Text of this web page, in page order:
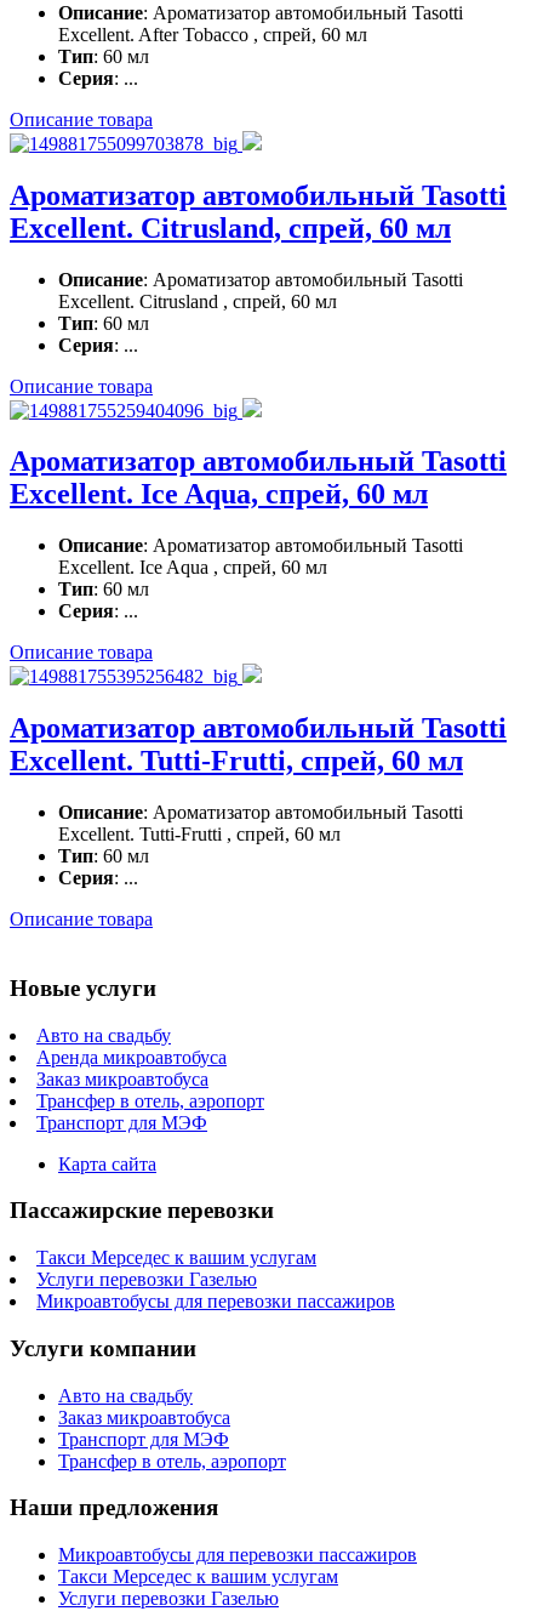
Описание: Ароматизатор автомобильный Tasotti
Excellent. After Tobacco , спрей, 60 мл
Тип: 60 мл
Серия: ...
Описание товара
Ароматизатор автомобильный Tasotti
Excellent. Citrusland, спрей, 60 мл
Описание: Ароматизатор автомобильный Tasotti
Excellent. Citrusland , спрей, 60 мл
Тип: 60 мл
Серия: ...
Описание товара
Ароматизатор автомобильный Tasotti
Excellent. Ice Aqua, спрей, 60 мл
Описание: Ароматизатор автомобильный Tasotti
Excellent. Ice Aqua , спрей, 60 мл
Тип: 60 мл
Серия: ...
Описание товара
Ароматизатор автомобильный Tasotti
Excellent. Tutti-Frutti, спрей, 60 мл
Описание: Ароматизатор автомобильный Tasotti
Excellent. Tutti-Frutti , спрей, 60 мл
Тип: 60 мл
Серия: ...
Описание товара
Новые услуги
Авто на свадьбу
Аренда микроавтобуса
Заказ микроавтобуса
Трансфер в отель, аэропорт
Транспорт для МЭФ
Карта сайта
Пассажирские перевозки
Такси Мерседес к вашим услугам
Услуги перевозки Газелью
Микроавтобусы для перевозки пассажиров
Услуги компании
Авто на свадьбу
Заказ микроавтобуса
Транспорт для МЭФ
Трансфер в отель, аэропорт
Наши предложения
Микроавтобусы для перевозки пассажиров
Такси Мерседес к вашим услугам
Услуги перевозки Газелью